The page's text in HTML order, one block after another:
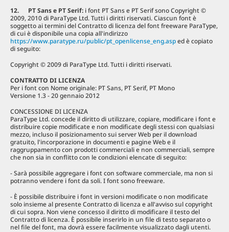
12. PT Sans e PT Serif: i font PT Sans e PT Serif sono Copyright ©
2009, 2010 di ParaType Ltd. Tutti i diritti riservati. Ciascun font è
soggetto ai termini del Contratto di licenza del font freeware ParaType,
di cui è disponibile una copia all'indirizzo
https://www.paratype.ru/public/pt_openlicense_eng.asped è copiato
di seguito:
Copyright © 2009 di ParaType Ltd. Tutti i diritti riservati.
CONTRATTO DI LICENZA
Per i font con Nome originale: PT Sans, PT Serif, PT Mono
Versione 1.3 - 20 gennaio 2012
CONCESSIONE DI LICENZA
ParaType Ltd. concede il diritto di utilizzare, copiare, modificare i font e
distribuire copie modificate e non modificate degli stessi con qualsiasi
mezzo, incluso il posizionamento sui server Web per il download
gratuito, l'incorporazione in documenti e pagine Web e il
raggruppamento con prodotti commerciali e non commerciali, sempre
che non sia in conflitto con le condizioni elencate di seguito:
- Sarà possibile aggregare i font con software commerciale, ma non si
potranno vendere i font da soli. I font sono freeware.
- È possibile distribuire i font in versioni modificate o non modificate
solo insieme al presente Contratto di licenza e all'avviso sul copyright
di cui sopra. Non viene concesso il diritto di modificare il testo del
Contratto di licenza. È possibile inserirlo in un file di testo separato o
nel file del font, ma dovrà essere facilmente visualizzato dagli utenti.